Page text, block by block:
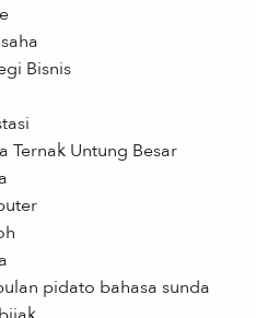
Bisnis
Ternak Untung Besar
pidato bahasa sunda